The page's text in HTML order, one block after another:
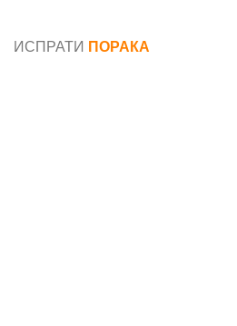
ИСПРАТИ ПОРАКА